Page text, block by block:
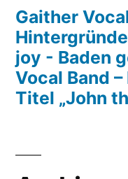
Gaither
joy - Baden
Vocal Band
Titel „John